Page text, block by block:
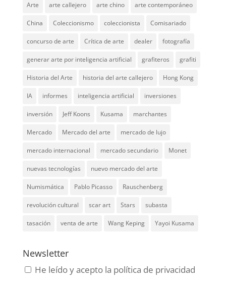
Arte arte callejero arte chino arte contemporáneo
China Coleccionismo coleccionista Comisariado
concurso de arte Crítica de arte dealer fotografía
generar arte por inteligencia artificial grafiteros grafiti
Historia del Arte historia del arte callejero Hong Kong
IA informes inteligencia artificial inversiones
inversión Jeff Koons Kusama marchantes
Mercado Mercado del arte mercado de lujo
mercado internacional mercado secundario Monet
nuevas tecnologías nuevo mercado del arte
Numismática Pablo Picasso Rauschenberg
revolución cultural scar art Stars subasta
tasación venta de arte Wang Keping Yayoi Kusama
Newsletter
He leído y acepto la política de privacidad